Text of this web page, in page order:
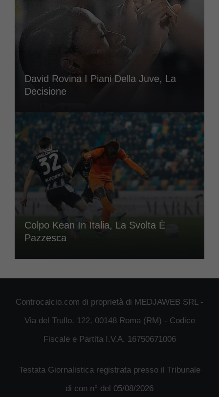
David Rovina I Piani Della Juve, La
Decisione
Colpo Kean In Italia, La Svolta È
Pazzesca
Controcalcio.com di proprietà di MEDJAWEB SRL -
Via del Trullo, 122, 00148 Roma (RM) - Codice
Fiscale e Partita I.V.A. 16750671006
Testata Giornalistica registrata presso il Tribunale
di con n° del 05/08/2026